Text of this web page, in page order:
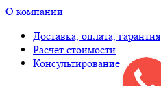
О компании
Доставка, оплата, гарантия
Расчет стоимости
Консультирование